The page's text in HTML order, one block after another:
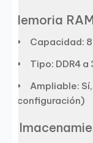
Memoria
Capacidad: 8
Tipo: DDR4 a
Ampliable:
configuración)